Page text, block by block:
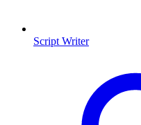
Script Writer